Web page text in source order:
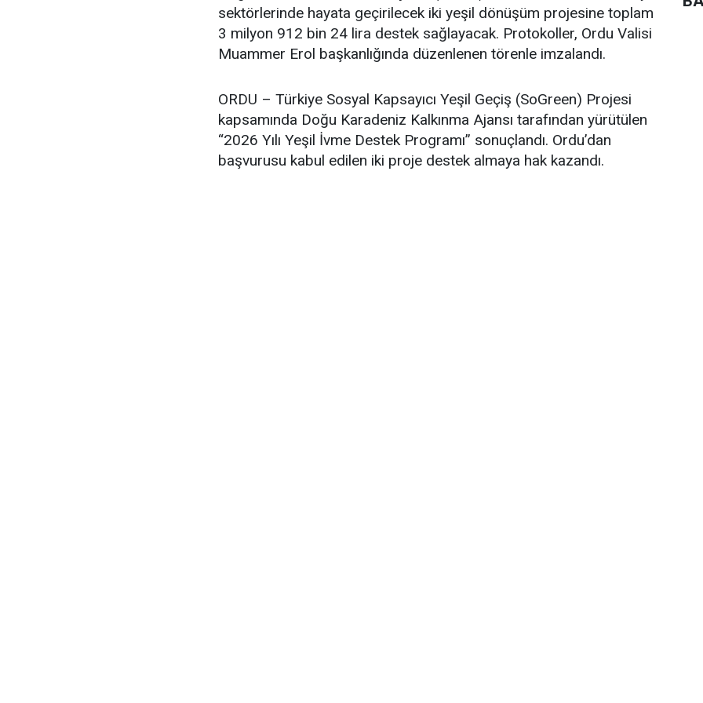
sektörlerinde hayata geçirilecek iki yeşil dönüşüm projesine toplam
3 milyon 912 bin 24 lira destek sağlayacak. Protokoller, Ordu Valisi
Muammer Erol başkanlığında düzenlenen törenle imzalandı.
ORDU – Türkiye Sosyal Kapsayıcı Yeşil Geçiş (SoGreen) Projesi
kapsamında Doğu Karadeniz Kalkınma Ajansı tarafından yürütülen
“2026 Yılı Yeşil İvme Destek Programı” sonuçlandı. Ordu’dan
başvurusu kabul edilen iki proje destek almaya hak kazandı.